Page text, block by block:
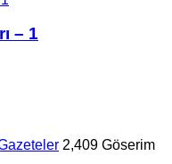
– 1
2,409 Göserim